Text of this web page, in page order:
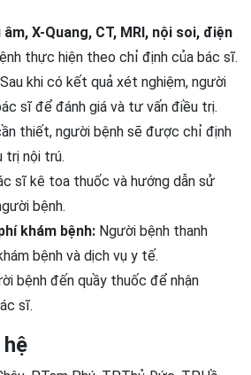
X-Quang, CT, MRI, nội soi, điện
thực hiện theo chỉ định của bác sĩ.
Sau khi có kết quả xét nghiệm, người
sĩ để đánh giá và tư vấn điều trị.
thiết, người bệnh sẽ được chỉ định
trị nội trú.
sĩ kê toa thuốc và hướng dẫn sử
bệnh.
khám bệnh: Người bệnh thanh
bệnh và dịch vụ y tế.
bệnh đến quầy thuốc để nhận
sĩ.